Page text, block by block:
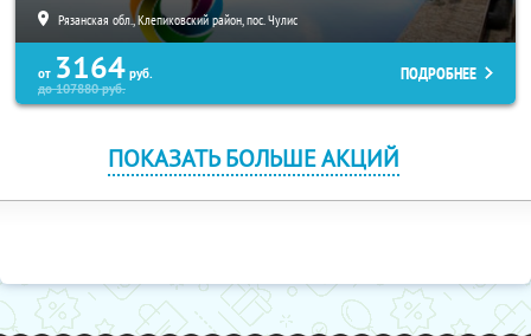
Рязанская обл., Клепиковский район, пос. Чулис
от 3164 руб.
до107880руб.
ПОДРОБНЕЕ
ПОКАЗАТЬ БОЛЬШЕ АКЦИЙ